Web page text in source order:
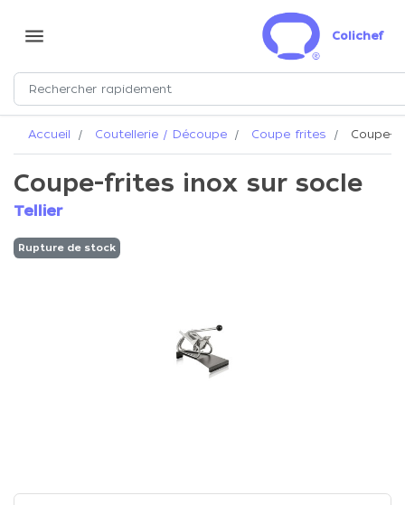
menu Colichef
Accueil Coutellerie / Découpe Coupe frites Coupe-
Coupe-frites inox sur socle
Tellier
Rupture de stock